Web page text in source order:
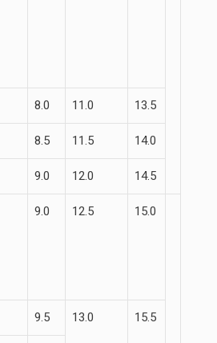
8.0 11.0 13.5
8.5 11.5 14.0
9.0 12.0 14.5
9.0 12.5 15.0
9.5 13.0 15.5